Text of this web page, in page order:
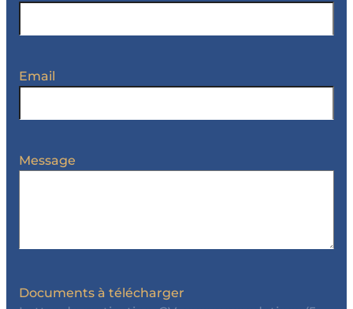
Email
Message
Documents à télécharger